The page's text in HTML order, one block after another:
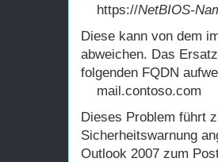
https://NetBIOS-
Diese kann von dem
abweichen. Das
folgenden FQDN
mail.contoso.com
Dieses Problem führt
Sicherheitswarnung
Outlook 2007 zum